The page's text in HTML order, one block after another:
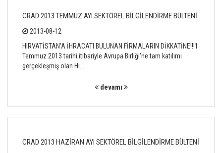
CRAD 2013 TEMMUZ AYI SEKTÖREL BİLGİLENDİRME BÜLTENİ
2013-08-12
HIRVATİSTAN'A İHRACATI BULUNAN FİRMALARIN DİKKATİNE!!!1
Temmuz 2013 tarihi itibariyle Avrupa Birliği’ne tam katılımı
gerçekleşmiş olan Hı...
devamı
CRAD 2013 HAZİRAN AYI SEKTÖREL BİLGİLENDİRME BÜLTENİ